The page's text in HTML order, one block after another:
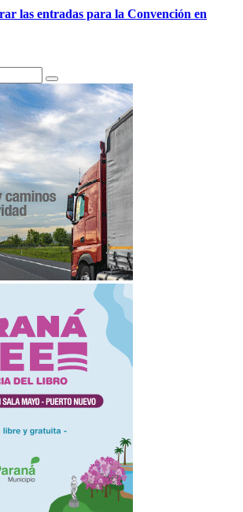
las entradas para la Convención en
Search